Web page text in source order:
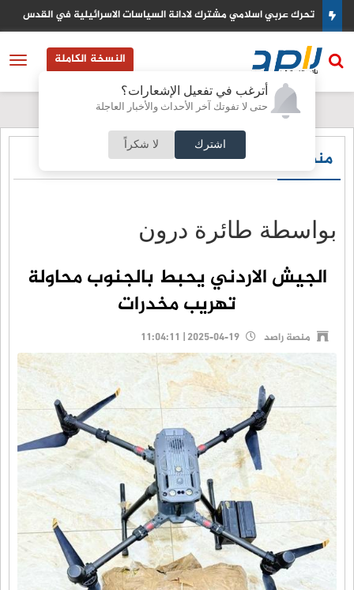
أترغب في تفعيل الإشعارات؟
حتى لا تفوتك آخر الأحداث والأخبار العاجلة
اشترك لا شكراً
تحرك عربي اسلامي مشترك لادانة السياسات الاسرائيلية في القدس
النسخة الكاملة
منصة راصد
بواسطة طائرة درون
الجيش الاردني يحبط بالجنوب محاولة
تهريب مخدرات
منصة راصد